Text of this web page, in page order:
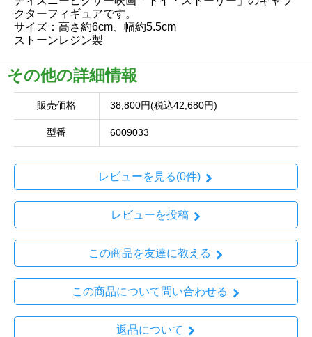
クターフィギュアです。
サイズ：高さ約6cm、幅約5.5cm
ストーンレジン製
その他の詳細情報
販売価格 38,800円(税込42,680円)
型番 6009033
レビューを見る(0件)
レビューを投稿
この商品を友達に教える
この商品について問い合わせる
返品について